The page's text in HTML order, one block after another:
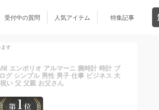
受付中の質問 人気アイテム 特集記事
ます
エンポリオ アルマーニ 腕時計 時計 ブ
グ シンプル 男性 男子 仕事 ビジネス 大
い 父 父親 お父さん